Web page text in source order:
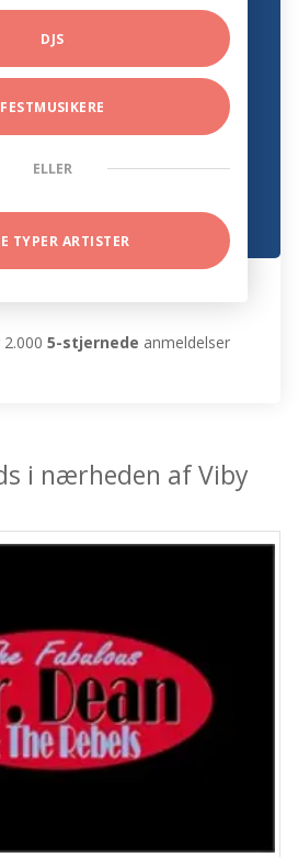
DJS
FESTMUSIKERE
ELLER
TYPER ARTISTER
2.0005-stjernede anmeldelser
i nærheden af Viby